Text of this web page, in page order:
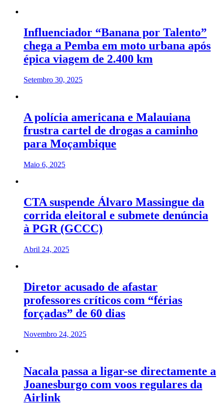
Influenciador “Banana por Talento”
chega a Pemba em moto urbana após
épica viagem de 2.400 km
Setembro 30, 2025
A polícia americana e Malauiana
frustra cartel de drogas a caminho
para Moçambique
Maio 6, 2025
CTA suspende Álvaro Massingue da
corrida eleitoral e submete denúncia
à PGR (GCCC)
Abril 24, 2025
Diretor acusado de afastar
professores críticos com “férias
forçadas” de 60 dias
Novembro 24, 2025
Nacala passa a ligar-se directamente a
Joanesburgo com voos regulares da
Airlink